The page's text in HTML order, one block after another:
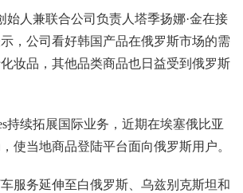
始人兼联合公司负责人塔季扬娜·金在接
，公司看好韩国产品在俄罗斯市场的需
妆品，其他品类商品也日益受到俄罗斯
持续拓展国际业务，近期在埃塞俄比亚
使当地商品登陆平台面向俄罗斯用户。
服务延伸至白俄罗斯、乌兹别克斯坦和